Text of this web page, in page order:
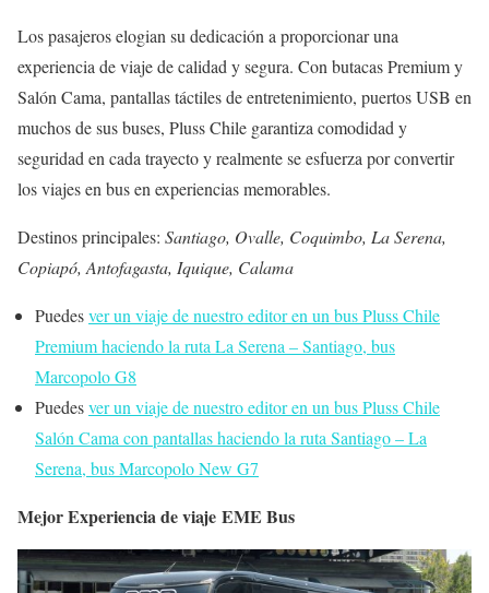
Los pasajeros elogian su dedicación a proporcionar una
experiencia de viaje de calidad y segura. Con butacas Premium y
Salón Cama, pantallas táctiles de entretenimiento, puertos USB en
muchos de sus buses, Pluss Chile garantiza comodidad y
seguridad en cada trayecto y realmente se esfuerza por convertir
los viajes en bus en experiencias memorables.
Destinos principales: Santiago, Ovalle, Coquimbo, La Serena,
Copiapó, Antofagasta, Iquique, Calama
Puedesver un viaje de nuestro editor en un bus Pluss Chile
Premium haciendo la ruta La Serena – Santiago, bus
Marcopolo G8
Puedesver un viaje de nuestro editor en un bus Pluss Chile
Salón Cama con pantallas haciendo la ruta Santiago – La
Serena, bus Marcopolo New G7
Mejor Experiencia de viaje EME Bus